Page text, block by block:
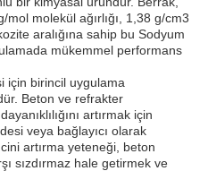
molekül ağırlığı, 1,38 g/cm3
aralığına sahip bu Sodyum
mükemmel performans
için birincil uygulama
Beton ve refrakter
artırmak için
veya bağlayıcı olarak
artırma yeteneği, beton
sızdırmaz hale getirmek ve